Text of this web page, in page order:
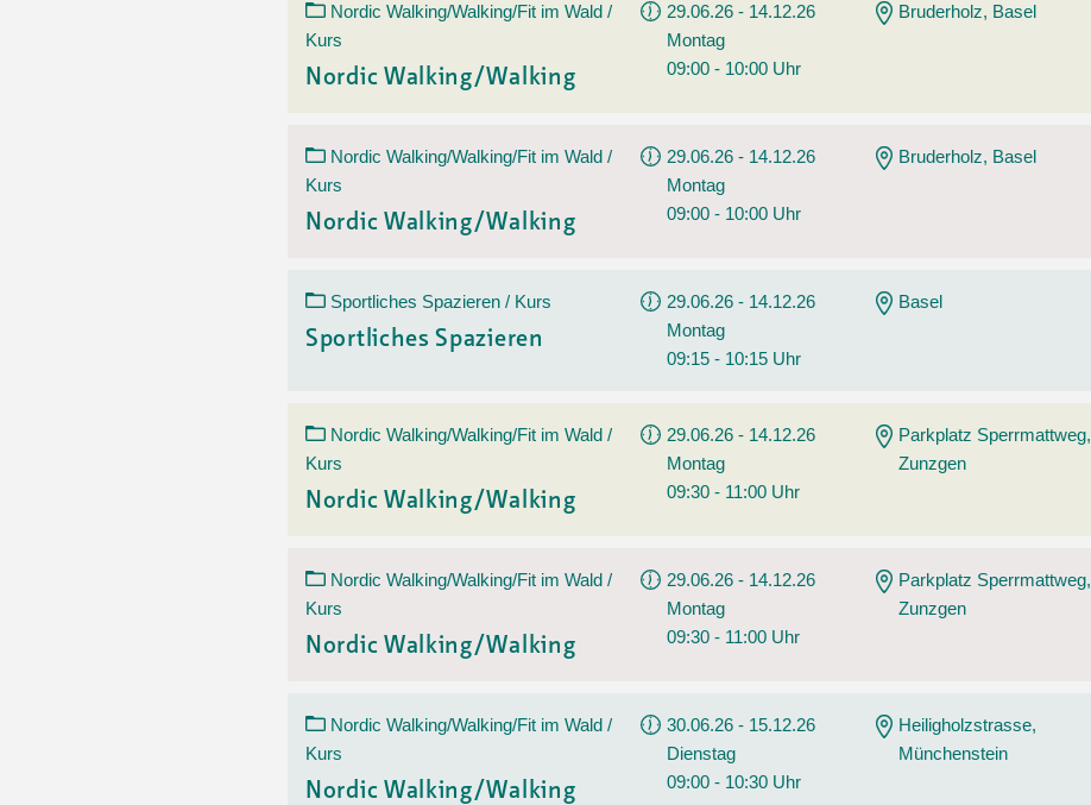
Nordic Walking/Walking/Fit im Wald /
Kurs
Nordic Walking/Walking
29.06.26 - 14.12.26
Montag
09:00 - 10:00 Uhr
Bruderholz, Basel
Nordic Walking/Walking/Fit im Wald /
Kurs
Nordic Walking/Walking
29.06.26 - 14.12.26
Montag
09:00 - 10:00 Uhr
Bruderholz, Basel
Sportliches Spazieren / Kurs
Sportliches Spazieren
29.06.26 - 14.12.26
Montag
09:15 - 10:15 Uhr
Basel
Nordic Walking/Walking/Fit im Wald /
Kurs
Nordic Walking/Walking
29.06.26 - 14.12.26
Montag
09:30 - 11:00 Uhr
Parkplatz Sperrmattweg,
Zunzgen
Nordic Walking/Walking/Fit im Wald /
Kurs
Nordic Walking/Walking
29.06.26 - 14.12.26
Montag
09:30 - 11:00 Uhr
Parkplatz Sperrmattweg,
Zunzgen
Nordic Walking/Walking/Fit im Wald /
Kurs
Nordic Walking/Walking
30.06.26 - 15.12.26
Dienstag
09:00 - 10:30 Uhr
Heiligholzstrasse,
Münchenstein